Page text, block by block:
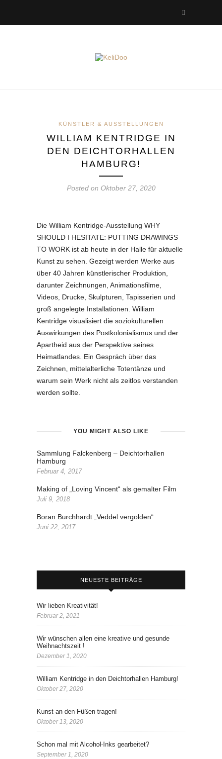
KÜNSTLER & AUSSTELLUNGEN
WILLIAM KENTRIDGE IN
DEN DEICHTORHALLEN
HAMBURG!
Posted on Oktober 27, 2020
Die William Kentridge-Ausstellung WHY
SHOULD I HESITATE: PUTTING DRAWINGS
TO WORK ist ab heute in der Halle für aktuelle
Kunst zu sehen. Gezeigt werden Werke aus
über 40 Jahren künstlerischer Produktion,
darunter Zeichnungen, Animationsfilme,
Videos, Drucke, Skulpturen, Tapisserien und
groß angelegte Installationen. William
Kentridge visualisiert die soziokulturellen
Auswirkungen des Postkolonialismus und der
Apartheid aus der Perspektive seines
Heimatlandes. Ein Gespräch über das
Zeichnen, mittelalterliche Totentänze und
warum sein Werk nicht als zeitlos verstanden
werden sollte.
YOU MIGHT ALSO LIKE
Sammlung Falckenberg – Deichtorhallen
Hamburg
Februar 4, 2017
Making of „Loving Vincent“ als gemalter Film
Juli 9, 2018
Boran Burchhardt „Veddel vergolden“
Juni 22, 2017
NEUESTE BEITRÄGE
Wir lieben Kreativität!
Februar 2, 2021
Wir wünschen allen eine kreative und gesunde
Weihnachtszeit !
Dezember 1, 2020
William Kentridge in den Deichtorhallen Hamburg!
Oktober 27, 2020
Kunst an den Füßen tragen!
Oktober 13, 2020
Schon mal mit Alcohol-Inks gearbeitet?
September 1, 2020